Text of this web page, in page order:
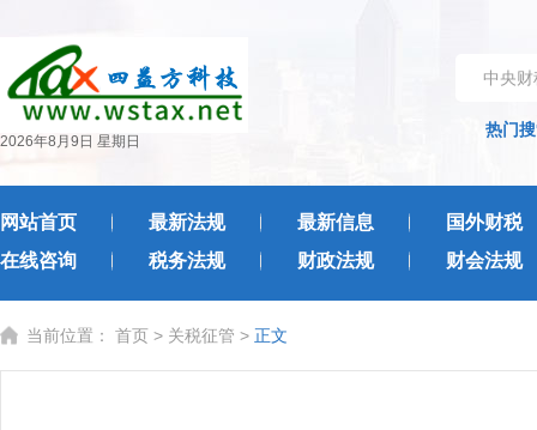
2026年8月9日 星期日
中央
热门
网站首页 最新法规 最新信息
国外财税
在线咨询
税务法规 财政法规 财会法规
当前位置： 首页 > 关税征管 > 正文